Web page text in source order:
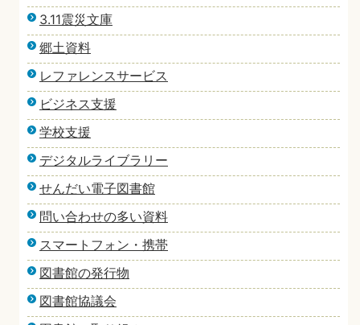
3.11震災文庫
郷土資料
レファレンスサービス
ビジネス支援
学校支援
デジタルライブラリー
せんだい電子図書館
問い合わせの多い資料
スマートフォン・携帯
図書館の発行物
図書館協議会